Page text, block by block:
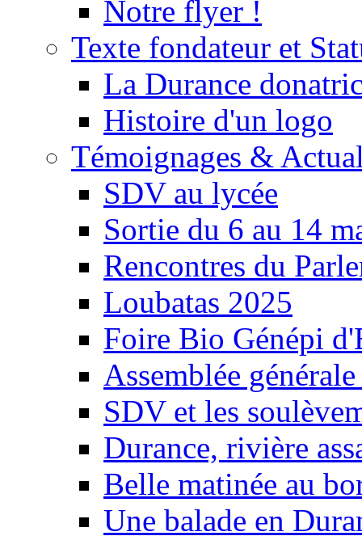
Notre flyer !
Texte fondateur et
La Durance
Histoire d'un logo
Témoignages &
SDV au lycée
Sortie du 6 au 14
Rencontres du
Loubatas 2025
Foire Bio Génépi
Assemblée
SDV et les
Durance, rivière
Belle matinée au
Une balade en